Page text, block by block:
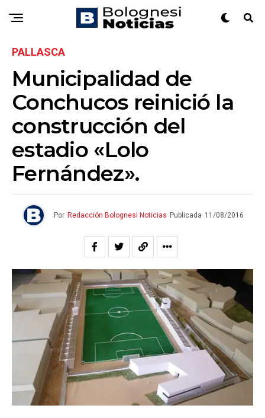
PALLASCA
Municipalidad de
Conchucos reinició la
construcción del
estadio «Lolo
Fernández».
Por Redacción Bolognesi Noticias Publicada 11/08/2016